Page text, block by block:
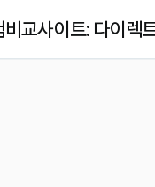
교사이트: 다이렉